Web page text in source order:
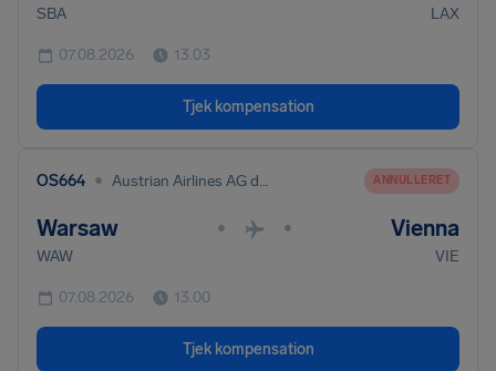
SBA LAX
07.08.2026 13.03
Tjek kompensation
OS664 • Austrian Airlines AG dba Austrian ANNULLERET
Warsaw • • Vienna
WAW VIE
07.08.2026 13.00
Tjek kompensation